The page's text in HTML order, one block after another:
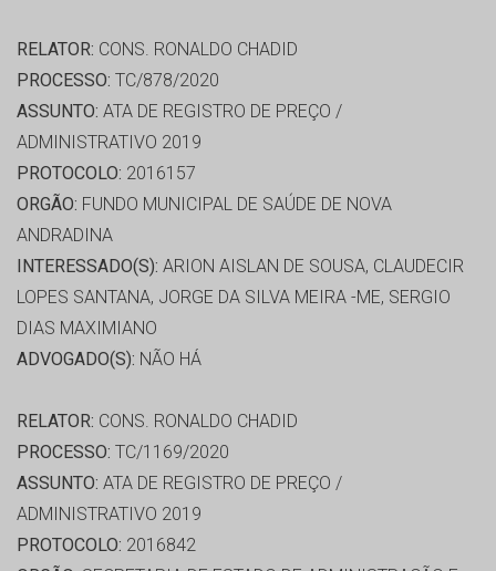
RELATOR: CONS. RONALDO CHADID
PROCESSO: TC/878/2020
ASSUNTO: ATA DE REGISTRO DE PREÇO /
ADMINISTRATIVO 2019
PROTOCOLO: 2016157
ORGÃO: FUNDO MUNICIPAL DE SAÚDE DE NOVA
ANDRADINA
INTERESSADO(S): ARION AISLAN DE SOUSA, CLAUDECIR
LOPES SANTANA, JORGE DA SILVA MEIRA -ME, SERGIO
DIAS MAXIMIANO
ADVOGADO(S): NÃO HÁ
RELATOR: CONS. RONALDO CHADID
PROCESSO: TC/1169/2020
ASSUNTO: ATA DE REGISTRO DE PREÇO /
ADMINISTRATIVO 2019
PROTOCOLO: 2016842